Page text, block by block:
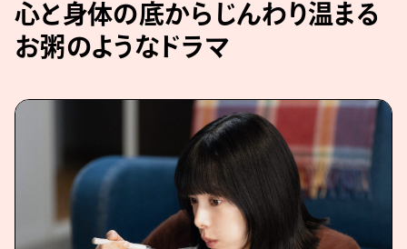
心と身体の底からじんわり温まる
お粥のようなドラマ